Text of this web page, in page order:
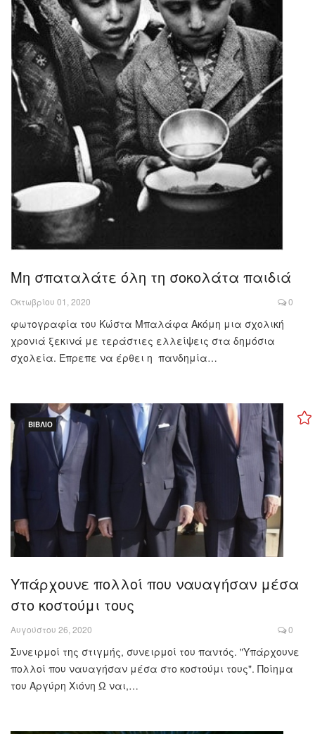
Μη σπαταλάτε όλη τη σοκολάτα παιδιά
Οκτωβρίου 01, 2020 0
φωτογραφία του Κώστα Μπαλάφα Ακόμη μια σχολική
χρονιά ξεκινά με τεράστιες ελλείψεις στα δημόσια
σχολεία. Έπρεπε να έρθει η πανδημία…
ΒΙΒΛΊΟ
Υπάρχουνε πολλοί που ναυαγήσαν μέσα
στο κοστούμι τους
Αυγούστου 26, 2020 0
Συνειρμοί της στιγμής, συνειρμοί του παντός. "Υπάρχουνε
πολλοί που ναυαγήσαν μέσα στο κοστούμι τους". Ποίημα
του Αργύρη Χιόνη Ω ναι,…